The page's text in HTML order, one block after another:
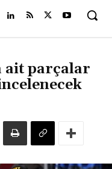
ait parçalar